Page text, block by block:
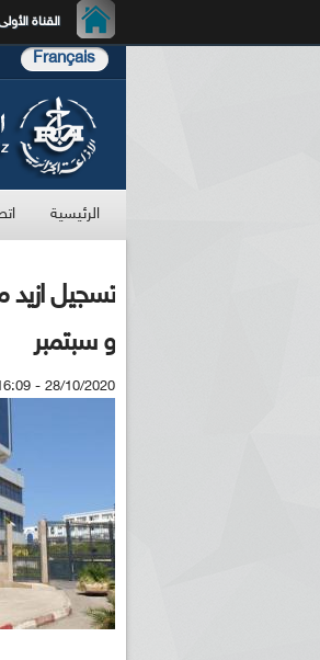
القناة
Français
الرئيسية
و سبتمبر
28/10/2020 - 16:09